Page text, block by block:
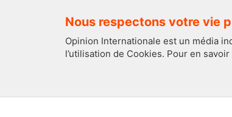
Nous respectons votre vie
Opinion Internationale est un média
l’utilisation de Cookies. Pour en